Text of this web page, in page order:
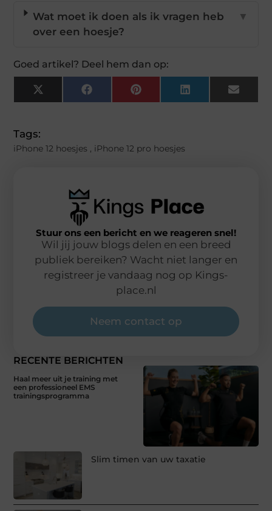
Wat moet ik doen als ik vragen heb
over een hoesje?
▼
Goed artikel? Deel hem dan op:
X
(Twitter)
FacebookPinterestLinkedInEmail
Tags:
iPhone 12 hoesjes , iPhone 12 pro hoesjes
RECENTE BERICHTEN
Haal meer uit je training met
een professioneel EMS
trainingsprogramma
Slim timen van uw taxatie
Stuur ons een bericht en we reageren snel!
Wil jij jouw blogs delen en een breed
publiek bereiken? Wacht niet langer en
registreer je vandaag nog op Kings-
place.nl
Neem contact op